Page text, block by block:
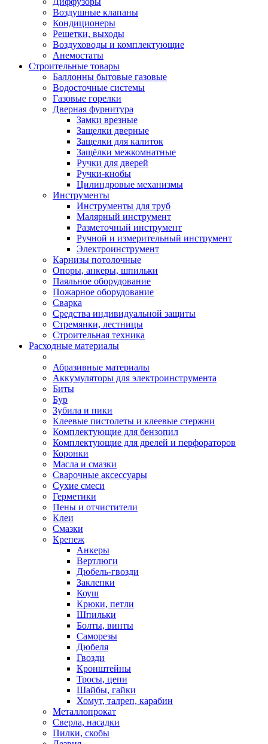
Воздушные клапаны
Кондиционеры
Решетки, выходы
Воздуховоды и комплектующие
Анемостаты
Строительные товары
Баллонны бытовые газовые
Водосточные системы
Газовые горелки
Дверная фурнитура
Замки врезные
Защелки дверные
Защелки для калиток
Защёлки межкомнатные
Ручки для дверей
Ручки-кнобы
Цилиндровые механизмы
Инструменты
Инструменты для труб
Малярный инструмент
Разметочный инструмент
Ручной и измерительный инструмент
Электроинструмент
Карнизы потолочные
Опоры, анкеры, шпильки
Паяльное оборудование
Пожарное оборудование
Сварка
Средства индивидуальной защиты
Стремянки, лестницы
Строительная техника
Расходные материалы
Абразивные материалы
Аккумуляторы для электроинструмента
Биты
Бур
Зубила и пики
Клеевые пистолеты и клеевые стержни
Комплектующие для бензопил
Комплектующие для дрелей и перфораторов
Коронки
Масла и смазки
Сварочные аксессуары
Сухие смеси
Герметики
Пены и отчистители
Клеи
Смазки
Крепеж
Анкеры
Вертлюги
Дюбель-гвозди
Заклепки
Коуш
Крюки, петли
Шпильки
Болты, винты
Саморезы
Дюбеля
Гвозди
Кронштейны
Тросы, цепи
Шайбы, гайки
Хомут, талреп, карабин
Металлопрокат
Сверла, насадки
Пилки, скобы